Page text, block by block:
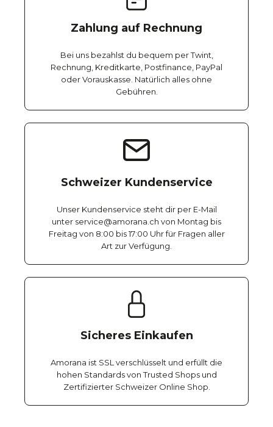
Zahlung auf Rechnung
Bei uns bezahlst du bequem per Twint,
Rechnung, Kreditkarte, Postfinance, PayPal
oder Vorauskasse. Natürlich alles ohne
Gebühren.
Schweizer Kundenservice
Unser Kundenservice steht dir per E-Mail
unter service@amorana.ch von Montag bis
Freitag von 8:00 bis 17:00 Uhr für Fragen aller
Art zur Verfügung.
Sicheres Einkaufen
Amorana ist SSL verschlüsselt und erfüllt die
hohen Standards von Trusted Shops und
Zertifizierter Schweizer Online Shop.